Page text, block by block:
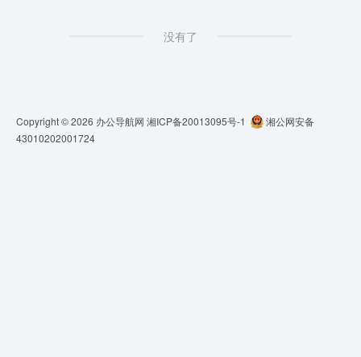
没有了
Copyright © 2026 办公导航网 湘ICP备20013095号-1
湘公网安备
43010202001724